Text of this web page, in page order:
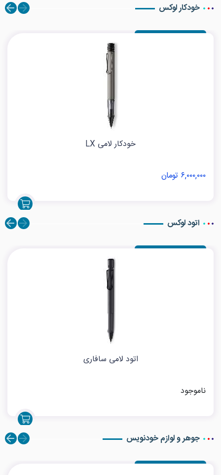
خودکار لوکس
خودکار لامی LX
۶,۰۰۰,۰۰۰ تومان
اتود لوکس
اتود لامی سافاری
ناموجود
جوهر و لوازم خودنویس